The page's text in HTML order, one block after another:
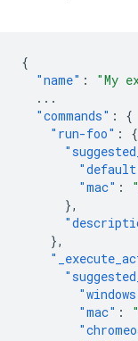
{
"name" : "My
...
"commands" :
{
"run-foo" :
{
"mac" :
},
},
"mac" :